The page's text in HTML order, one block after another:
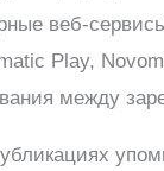
веб-
Play,
между